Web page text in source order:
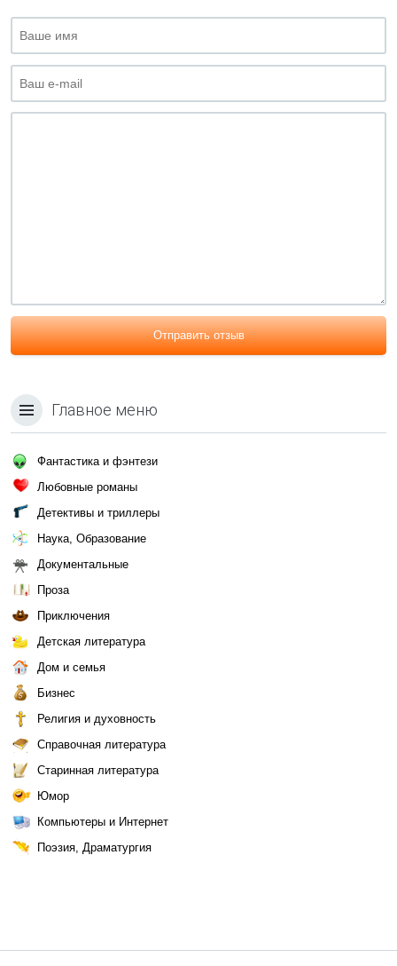
Отправить отзыв
Главное меню
Фантастика и фэнтези
Любовные романы
Детективы и триллеры
Наука, Образование
Документальные
Проза
Приключения
Детская литература
Дом и семья
Бизнес
Религия и духовность
Справочная литература
Старинная литература
Юмор
Компьютеры и Интернет
Поэзия, Драматургия